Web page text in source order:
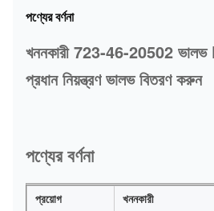
পণ্যের বর্ণনা
খননকারী 723-46-20502
প্রধান নিয়ন্ত্রণ ভালভ বিতরণ করুন
পণ্যের বর্ণনা
প্রয়োগ খননকারী